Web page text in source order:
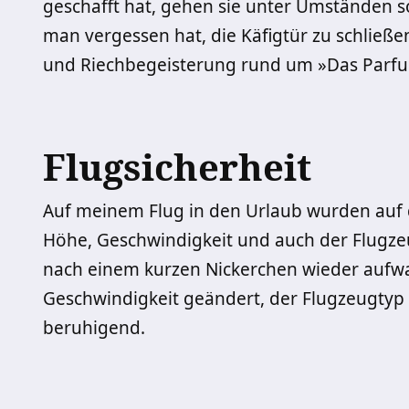
geschafft hat, gehen sie unter Umständen
man vergessen hat, die Käfigtür zu
und Riechbegeisterung rund um »Das
Flugsicherheit
Auf meinem Flug in den Urlaub wurden
Höhe, Geschwindigkeit und auch der
nach einem kurzen Nickerchen wieder
Geschwindigkeit geändert, der
beruhigend.